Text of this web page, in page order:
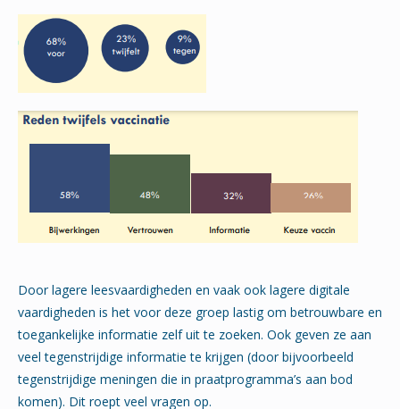
Door lagere leesvaardigheden en vaak ook lagere digitale
vaardigheden is het voor deze groep lastig om betrouwbare en
toegankelijke informatie zelf uit te zoeken. Ook geven ze aan
veel tegenstrijdige informatie te krijgen (door bijvoorbeeld
tegenstrijdige meningen die in praatprogramma’s aan bod
komen). Dit roept veel vragen op.